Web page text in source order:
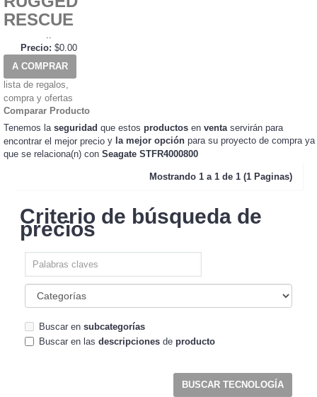
RESCUE
Precio: $0.00
A COMPRAR
lista de regalos,
compra y ofertas
Comparar Producto
Tenemos la seguridad que estos productos en ventaservirán para
encontrar el mejor precio y la mejor opción para su proyecto de compra ya
que se relaciona(n) con Seagate STFR4000800
Mostrando 1 a 1 de 1 (1 Paginas)
Criterio de búsqueda de
precios
Buscar en subcategorías
Buscar en las descripciones de producto